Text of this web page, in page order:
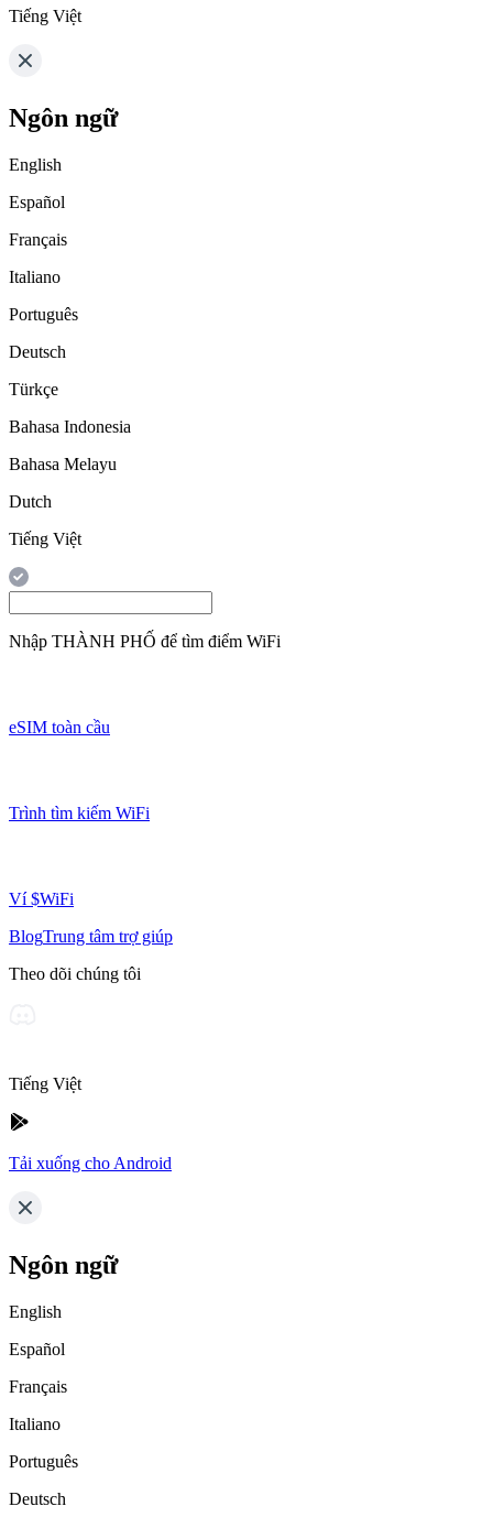
Tiếng Việt
Ngôn ngữ
English
Español
Français
Italiano
Português
Deutsch
Türkçe
Bahasa Indonesia
Bahasa Melayu
Dutch
Tiếng Việt
Nhập THÀNH PHỐ để tìm điểm WiFi
eSIM toàn cầu
Trình tìm kiếm WiFi
Ví $WiFi
BlogTrung tâm trợ giúp
Theo dõi chúng tôi
Tiếng Việt
Tải xuống cho Android
Ngôn ngữ
English
Español
Français
Italiano
Português
Deutsch